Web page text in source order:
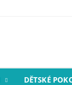
DĚTSKÉ